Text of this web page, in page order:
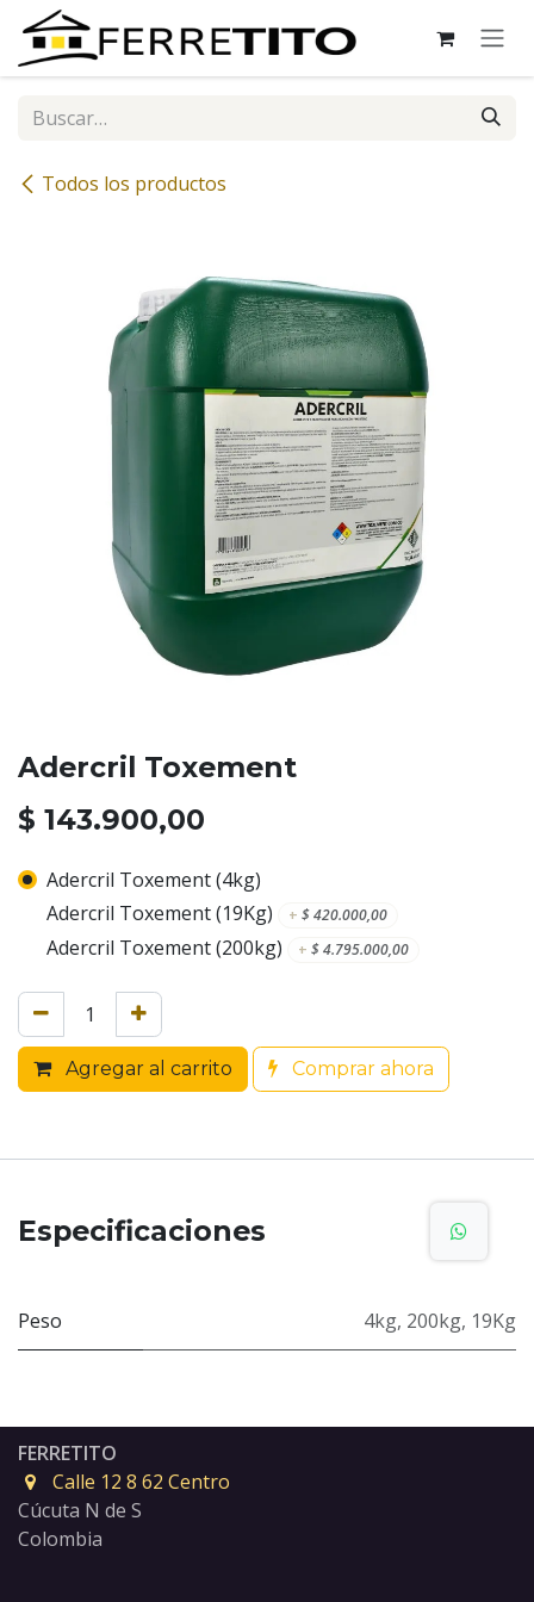
Ir al contenido
Todos los productos
Adercril Toxement
$ 143.900,00
Adercril Toxement (4kg)
Adercril Toxement (19Kg)
+ $420.000,00
Adercril Toxement (200kg) + $4.795.000,00
Agregar al carrito Comprar ahora
Especificaciones
Peso 4kg, 200kg, 19Kg
FERRETITO
Calle 12 8 62 Centro
Cúcuta N de S
Colombia